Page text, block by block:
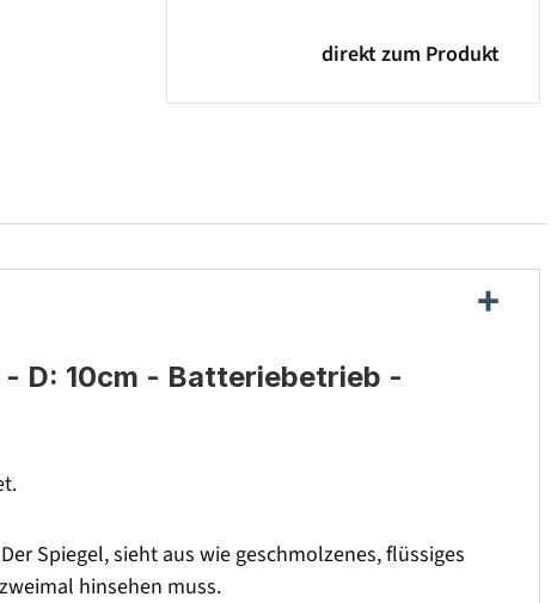
direkt zum Produkt
- D: 10cm - Batteriebetrieb -
Spiegel, sieht aus wie geschmolzenes, flüssiges
hinsehen muss.